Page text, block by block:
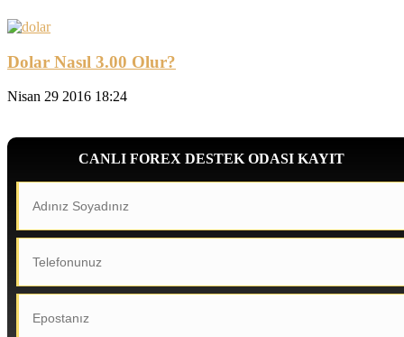
Dolar Nasıl 3.00 Olur?
Nisan 29 2016 18:24
CANLI FOREX DESTEK ODASI KAYIT